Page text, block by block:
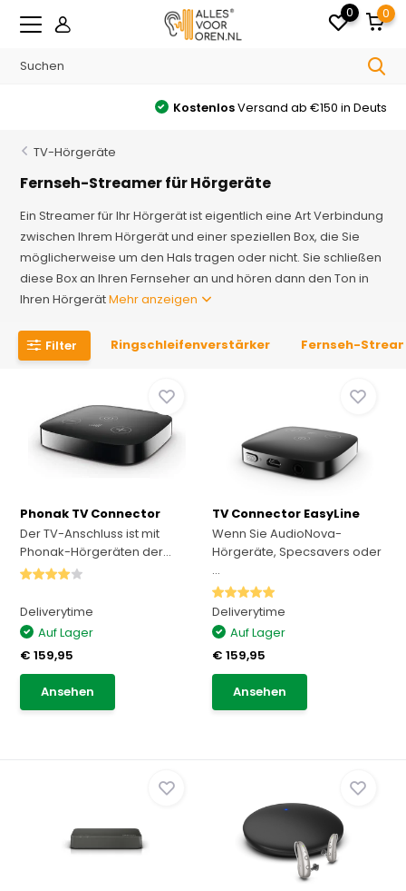
0 0
Versand ab €150 in Deutschland
TV-Hörgeräte
Fernseh-Streamer für Hörgeräte
Ein Streamer für Ihr Hörgerät ist eigentlich eine Art Verbindung
zwischen Ihrem Hörgerät und einer speziellen Box, die Sie
möglicherweise um den Hals tragen oder nicht. Sie schließen
diese Box an Ihren Fernseher an und hören dann den Ton in
Ihren HörgerätMehr anzeigen
Filter Ringschleifenverstärker Fernseh-
Phonak TV Connector
Der TV-Anschluss ist mit
Phonak-Hörgeräten der...
Deliverytime
Auf Lager
€ 159,95
Ansehen
TV Connector EasyLine
Wenn Sie AudioNova-
Hörgeräte, Specsavers oder
...
Deliverytime
Auf Lager
€ 159,95
Ansehen